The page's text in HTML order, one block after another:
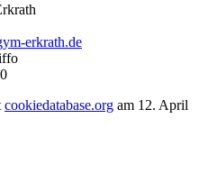
erkrath.de
cookiedatabase.org am 12. April